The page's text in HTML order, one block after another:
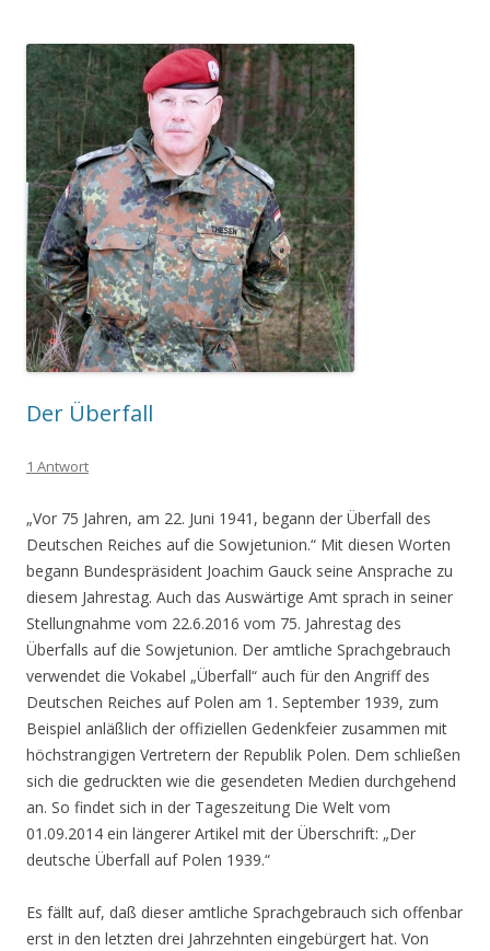
Der Überfall
1 Antwort
„Vor 75 Jahren, am 22. Juni 1941, begann der Überfall des
Deutschen Reiches auf die Sowjetunion.“ Mit diesen Worten
begann Bundespräsident Joachim Gauck seine Ansprache zu
diesem Jahrestag. Auch das Auswärtige Amt sprach in seiner
Stellungnahme vom 22.6.2016 vom 75. Jahrestag des
Überfalls auf die Sowjetunion. Der amtliche Sprachgebrauch
verwendet die Vokabel „Überfall“ auch für den Angriff des
Deutschen Reiches auf Polen am 1. September 1939, zum
Beispiel anläßlich der offiziellen Gedenkfeier zusammen mit
höchstrangigen Vertretern der Republik Polen. Dem schließen
sich die gedruckten wie die gesendeten Medien durchgehend
an. So findet sich in der Tageszeitung Die Welt vom
01.09.2014 ein längerer Artikel mit der Überschrift: „Der
deutsche Überfall auf Polen 1939.“
Es fällt auf, daß dieser amtliche Sprachgebrauch sich offenbar
erst in den letzten drei Jahrzehnten eingebürgert hat. Von